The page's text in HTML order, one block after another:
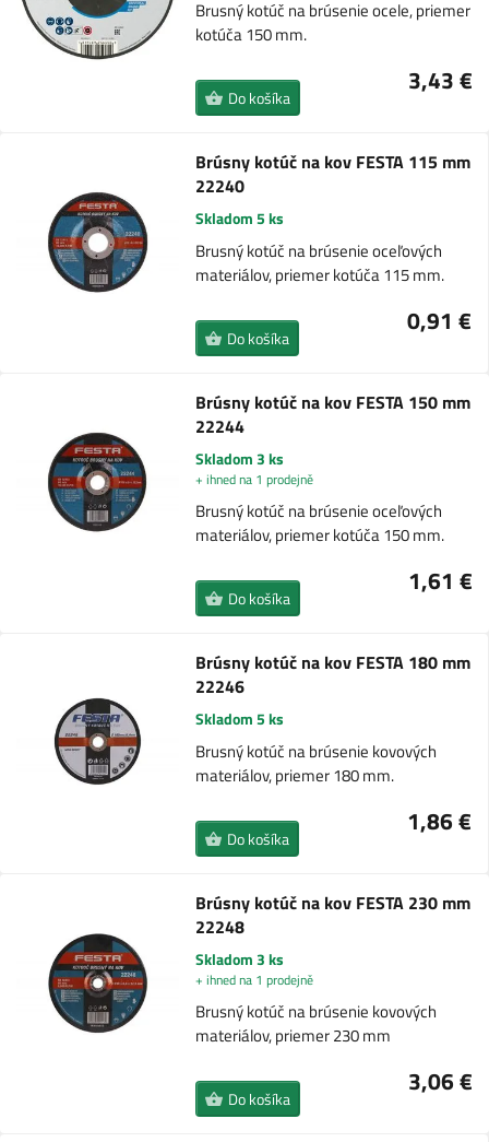
Brusný kotúč na brúsenie ocele, priemer
kotúča 150 mm.
3,43 €
Do košíka
Brúsny kotúč na kov FESTA 115 mm
22240
Skladom 5 ks
Brusný kotúč na brúsenie oceľových
materiálov, priemer kotúča 115 mm.
0,91 €
Do košíka
Brúsny kotúč na kov FESTA 150 mm
22244
Skladom 3 ks
+ ihned na 1 prodejně
Brusný kotúč na brúsenie oceľových
materiálov, priemer kotúča 150 mm.
1,61 €
Do košíka
Brúsny kotúč na kov FESTA 180 mm
22246
Skladom 5 ks
Brusný kotúč na brúsenie kovových
materiálov, priemer 180 mm.
1,86 €
Do košíka
Brúsny kotúč na kov FESTA 230 mm
22248
Skladom 3 ks
+ ihned na 1 prodejně
Brusný kotúč na brúsenie kovových
materiálov, priemer 230 mm
3,06 €
Do košíka